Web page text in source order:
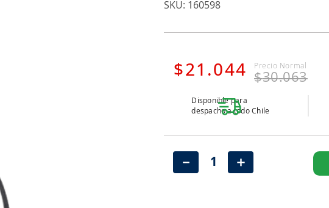
: 160598
$21 .044 $30.063
Disponible para
despacho a todo Chile
＋
－